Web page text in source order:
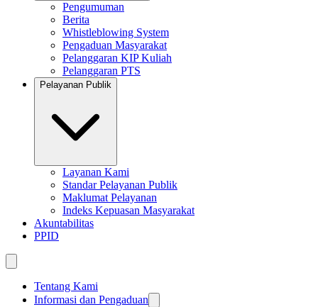
Pengumuman
Berita
Whistleblowing System
Pengaduan Masyarakat
Pelanggaran KIP Kuliah
Pelanggaran PTS
Pelayanan Publik
Layanan Kami
Standar Pelayanan Publik
Maklumat Pelayanan
Indeks Kepuasan Masyarakat
Akuntabilitas
PPID
Tentang Kami
Informasi dan Pengaduan